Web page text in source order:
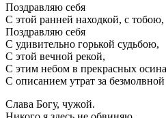
Поздравляю себя
С этой ранней находкой, с тобою,
Поздравляю себя
С удивительно горькой судьбою,
С этой вечной рекой,
С этим небом в прекрасных
С описанием утрат за
Слава Богу, чужой.